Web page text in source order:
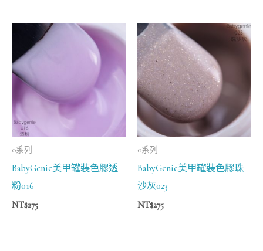
0系列
BabyGenie美甲罐裝色膠透
粉016
NT$275
0系列
BabyGenie美甲罐裝色膠珠
沙灰023
NT$275